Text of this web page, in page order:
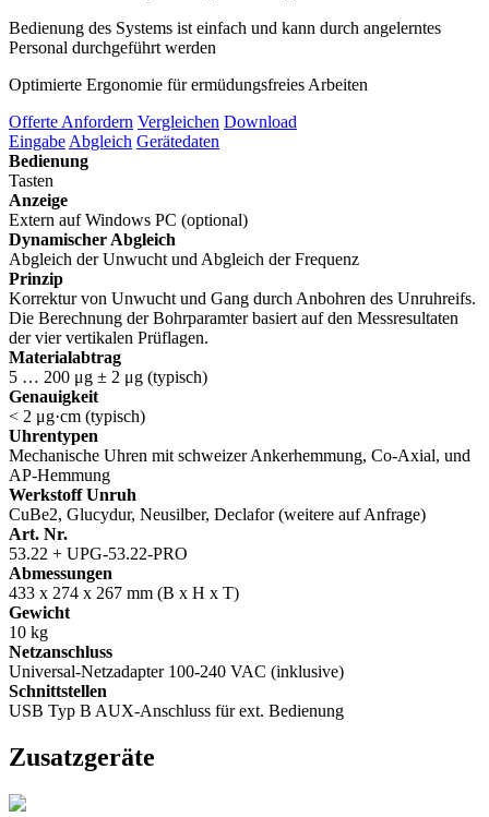
Bedienung des Systems ist einfach und kann durch angelerntes
Personal durchgeführt werden
Optimierte Ergonomie für ermüdungsfreies Arbeiten
Offerte Anfordern Vergleichen Download
Eingabe Abgleich Gerätedaten
Bedienung
Tasten
Anzeige
Extern auf Windows PC (optional)
Dynamischer Abgleich
Abgleich der Unwucht und Abgleich der Frequenz
Prinzip
Korrektur von Unwucht und Gang durch Anbohren des Unruhreifs.
Die Berechnung der Bohrparamter basiert auf den Messresultaten
der vier vertikalen Prüflagen.
Materialabtrag
5 … 200 μg ± 2 μg (typisch)
Genauigkeit
< 2 μg·cm (typisch)
Uhrentypen
Mechanische Uhren mit schweizer Ankerhemmung, Co-Axial, und
AP-Hemmung
Werkstoff Unruh
CuBe2, Glucydur, Neusilber, Declafor (weitere auf Anfrage)
Art. Nr.
53.22 + UPG-53.22-PRO
Abmessungen
433 x 274 x 267 mm (B x H x T)
Gewicht
10 kg
Netzanschluss
Universal-Netzadapter 100-240 VAC (inklusive)
Schnittstellen
USB Typ B AUX-Anschluss für ext. Bedienung
Zusatzgeräte